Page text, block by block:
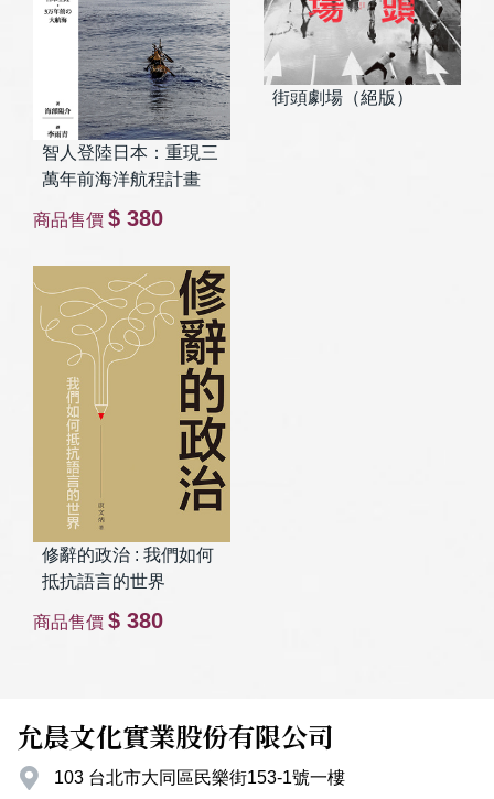
智人登陸日本：重現三
萬年前海洋航程計畫
商品售價 $ 380
街頭劇場（絕版）
修辭的政治 : 我們如何
抵抗語言的世界
商品售價 $ 380
允晨文化實業股份有限公司
103 台北市大同區民樂街153-1號一樓